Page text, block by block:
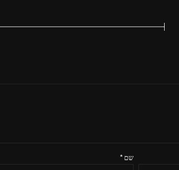
שם*